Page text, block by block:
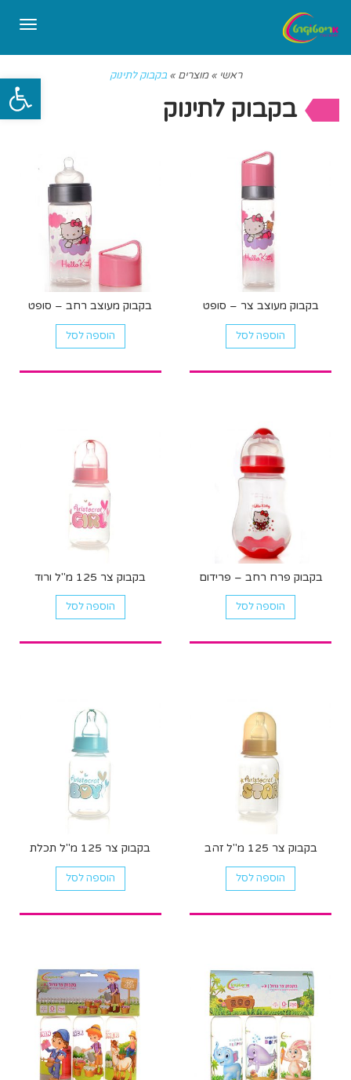
פתח
תפריט
ראשי » מוצרים » בקבוק לתינוק
בקבוק לתינוק
בקבוק מעוצב צר – סופט
הוספה לסל
בקבוק מעוצב רחב – סופט
הוספה לסל
בקבוק פרח רחב – פרידום
הוספה לסל
בקבוק צר 125 מ"ל ורוד
הוספה לסל
בקבוק צר 125 מ"ל זהב
הוספה לסל
בקבוק צר 125 מ"ל תכלת
הוספה לסל